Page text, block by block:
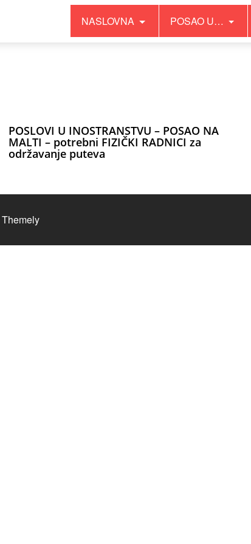
NASLOVNA POSAO U…
POSLOVI U INOSTRANSTVU – POSAO NA
MALTI – potrebni FIZIČKI RADNICI za
održavanje puteva
Themely